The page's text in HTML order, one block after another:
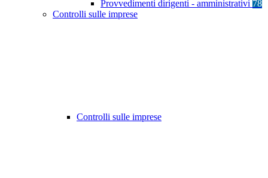
Provvedimenti dirigenti - amministrativi 78
Controlli sulle imprese
Controlli sulle imprese